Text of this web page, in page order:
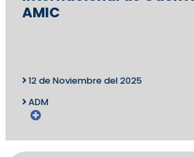
AMIC
12 de Noviembre del 2025
ADM